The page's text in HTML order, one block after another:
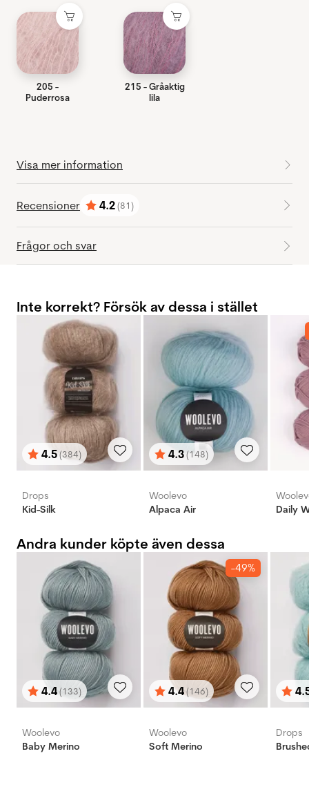
205 -
Puderrosa
215 - Gråaktig
lila
Visa mer information
Recensioner
Betyg:
4.2(81)
utav 5 stjärnor
Frågor och svar
Inte korrekt? Försök av dessa i stället
Betyg:
4.5(384)
utav 5 stjärnor
Drops
Kid-Silk
Betyg:
4.3(148)
utav 5 stjärnor
Woolevo
Alpaca Air
Daily
Andra kunder köpte även dessa
Betyg:
4.4(133)
utav 5 stjärnor
Woolevo
Baby Merino ‎
-49%
Betyg:
4.4(146)
utav 5 stjärnor
Woolevo
Soft Merino
utav
Drops